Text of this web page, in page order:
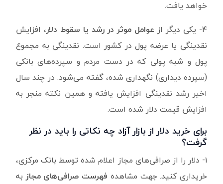
خواهد یافت.
۴- یکی دیگر از
عوامل موثر در رشد یا سقوط دلار، افزایش
نقدینگی یا عرضه پول در کشور است. نقدینگی به مجموع
پول و شبه پولی که در دست مردم و سپرده‌های بانکی
(سپرده دیداری) نگهداری شده، گفته می‌شود. در چند سال
اخیر رشد نقدینگی افزایش یافته و همین نکته منجر به
افزایش قیمت دلار شده است.
برای خرید دلار از بازار آزاد چه نکاتی را باید در نظر
گرفت؟
۱- دلار را از صرافی‌های مجاز اعلام شده توسط بانک مرکزی،
خریداری کنید. جهت مشاهده فهرست صرافی‌های مجازبه